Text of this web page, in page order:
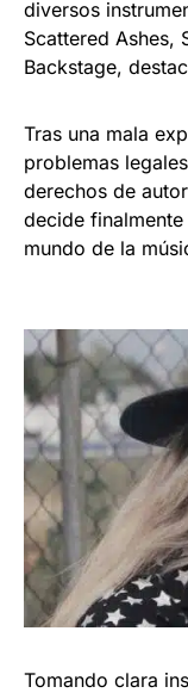
diversos
Scattered Ashes,
Backstage,
Tras una mala
problemas
derechos de
decide
mundo de la
Tomando clara